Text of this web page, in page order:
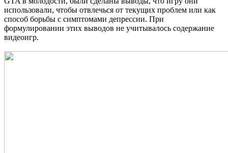
использовали, чтобы отвлечься от текущих проблем или как
способ борьбы с симптомами депрессии. При
формулировании этих выводов не учитывалось содержание
видеоигр.